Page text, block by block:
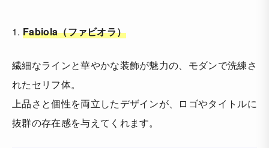
1. Fabiola（ファビオラ）
繊細なラインと華やかな装飾が魅力の、モダンで洗練さ
れたセリフ体。
上品さと個性を両立したデザインが、ロゴやタイトルに
抜群の存在感を与えてくれます。